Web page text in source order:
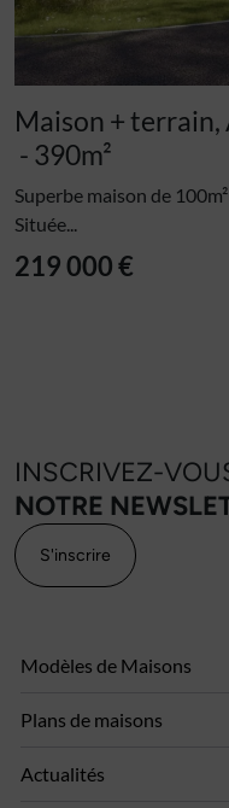
Maison + terrain,
- 390m²
Superbe maison de
Située...
219 000 €
INSCRIVEZ-
NOTRE
S'inscrire
Modèles de Maisons
Plans de maisons
Actualités